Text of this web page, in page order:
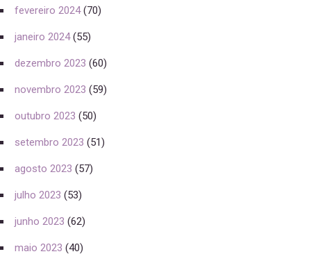
fevereiro 2024(70)
janeiro 2024(55)
dezembro 2023 (60)
novembro 2023 (59)
outubro 2023 (50)
setembro 2023 (51)
agosto 2023 (57)
julho 2023 (53)
junho 2023 (62)
maio 2023 (40)